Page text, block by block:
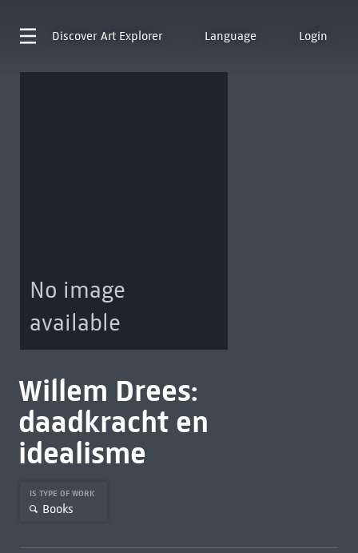
Discover Art Explorer Language Login
No image
available
Willem Drees:
daadkracht en
idealisme
IS TYPE OF WORK
Books